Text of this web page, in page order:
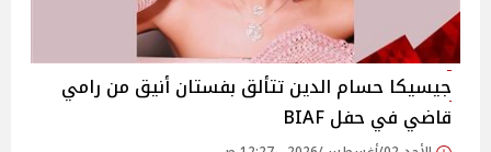
جيسيكا حسام الدين تتألق بفستان أنيق من رامي
قاضي في حفل BIAF